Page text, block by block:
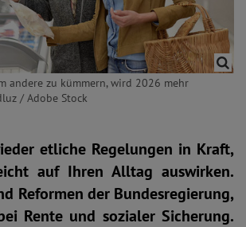
andere zu kümmern, wird 2026 mehr
/ Adobe Stock
etliche Regelungen in Kraft,
auf Ihren Alltag auswirken.
Reformen der Bundesregierung,
Rente und sozialer Sicherung.